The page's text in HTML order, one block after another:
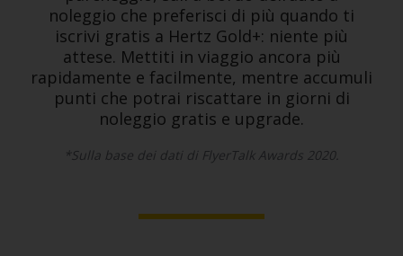
noleggio che preferisci di più quando ti
iscrivi gratis a Hertz Gold+: niente più
attese. Mettiti in viaggio ancora più
rapidamente e facilmente, mentre accumuli
punti che potrai riscattare in giorni di
noleggio gratis e upgrade.
*Sulla base dei dati di FlyerTalk Awards 2020.